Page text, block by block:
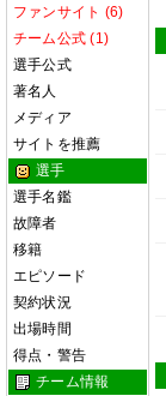
ファンサイト (6)
チーム公式 (1)
選手公式
著名人
メディア
サイトを推薦
選手
選手名鑑
故障者
移籍
エピソード
契約状況
出場時間
得点・警告
チーム情報